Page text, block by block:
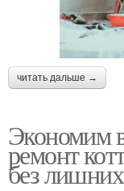
читать дальше →
Экономим
ремонт
без